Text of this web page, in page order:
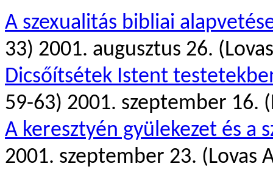
A szexualitás bibliai
33) 2001. augusztus 26.
Dicsőítsétek Istent
59-63) 2001. szeptember 16.
A keresztyén gyülekezet és a
2001. szeptember 23. (Lovas